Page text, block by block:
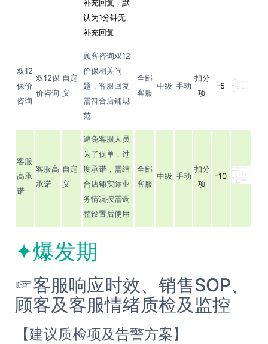
补充回复，默
认为1分钟无
补充回复
双12
保价
咨询
双12保
价咨询
自定
义
顾客咨询双12
价保相关问
题，客服回复
需符合店铺规
范
全部
客服
中级 手动
扣分
项
-5
客服
高承
诺
客服高
承诺
自定
义
避免客服人员
为了促单，过
度承诺，需结
合店铺实际业
务情况按需调
整设置后使用
全部
客服
中级 手动
扣分
项
-10
✦爆发期
☞客服响应时效、销售SOP、
顾客及客服情绪质检及监控
【建议质检项及告警方案】